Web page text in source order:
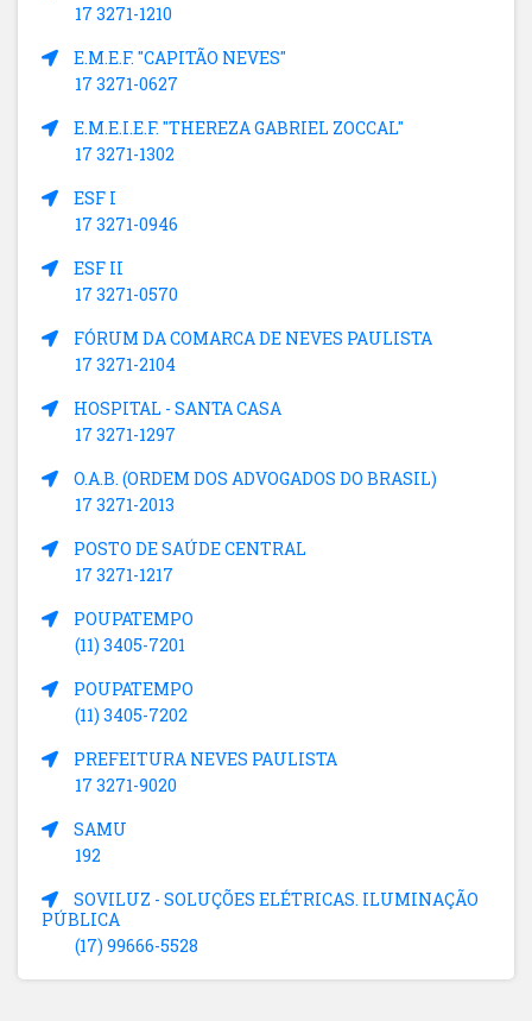
17 3271-1210
E.M.E.F. "CAPITÃO NEVES"
17 3271-0627
E.M.E.I.E.F. "THEREZA GABRIEL ZOCCAL"
17 3271-1302
ESF I
17 3271-0946
ESF II
17 3271-0570
FÓRUM DA COMARCA DE NEVES PAULISTA
17 3271-2104
HOSPITAL - SANTA CASA
17 3271-1297
O.A.B. (ORDEM DOS ADVOGADOS DO BRASIL)
17 3271-2013
POSTO DE SAÚDE CENTRAL
17 3271-1217
POUPATEMPO
(11) 3405-7201
POUPATEMPO
(11) 3405-7202
PREFEITURA NEVES PAULISTA
17 3271-9020
SAMU
192
SOVILUZ - SOLUÇÕES ELÉTRICAS. ILUMINAÇÃO
PÚBLICA
(17) 99666-5528